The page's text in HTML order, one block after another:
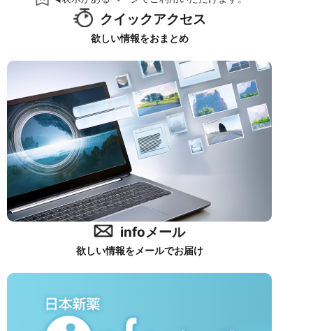
クイックアクセス
欲しい情報をおまとめ
infoメール
欲しい情報をメールでお届け